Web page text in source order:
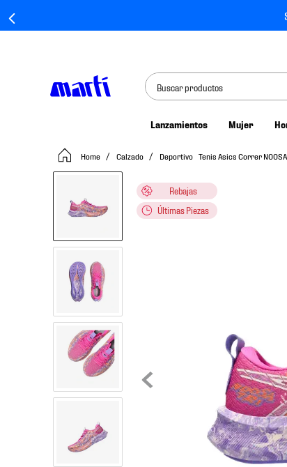
Buscar productos
Lanzamientos Mujer
Calzado Deportivo Tenis Asics Correr
Rebajas
Últimas Piezas
tenis mujer
tenis niño